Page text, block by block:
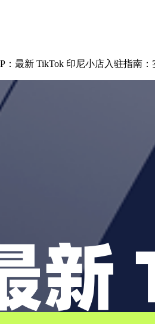
：最新 TikTok 印尼小店入驻指南